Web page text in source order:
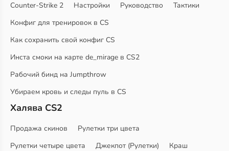
Counter-Strike 2 Настройки Руководство
Тактики
Конфиг для тренировок в CS
Как сохранить свой конфиг CS
Инста смоки на карте de_mirage в CS2
Рабочий бинд на Jumpthrow
Убираем кровь и следы пуль в CS
Халява CS2
Продажа скинов
Рулетки три цвета
Рулетки четыре цвета
Джекпот (Рулетки)
Краш